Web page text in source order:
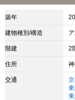
築年
建物種別/構造
階建 2
住所
交通